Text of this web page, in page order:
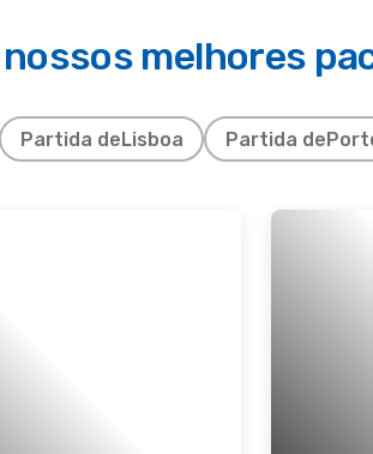
melhores
Partida deLisboa Partida de